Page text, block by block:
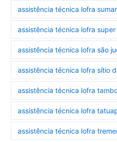
assistência técnica lofra
assistência técnica lofra
assistência técnica lofra são
assistência técnica lofra sítio
assistência técnica lofra
assistência técnica lofra
assistência técnica lofra